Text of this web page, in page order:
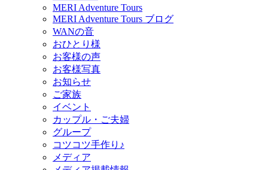
MERI Adventure Tours
MERI Adventure Tours ブログ
WANの音
おひとり様
お客様の声
お客様写真
お知らせ
ご家族
イベント
カップル・ご夫婦
グループ
コツコツ手作り♪
メディア